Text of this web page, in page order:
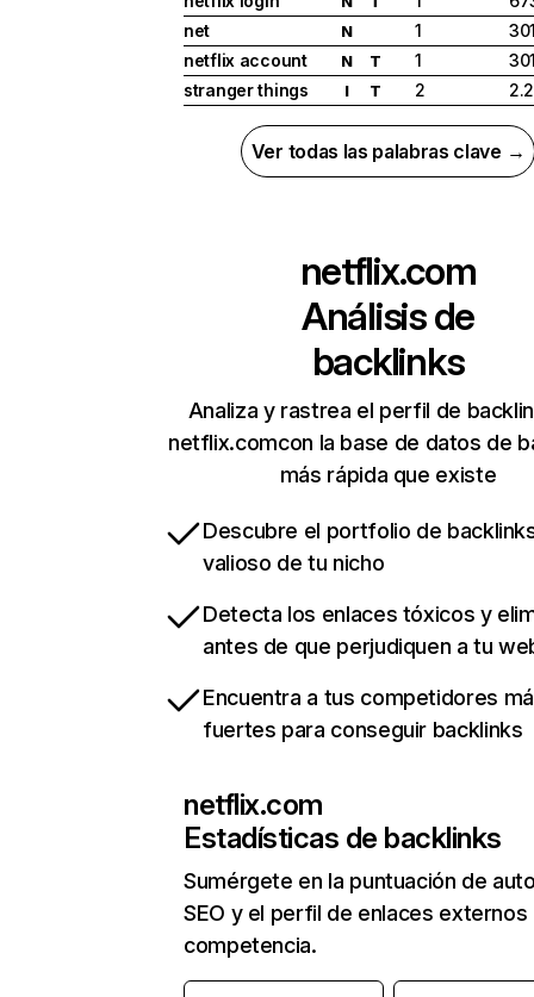
net
N 1
netflix account
N T 1
stranger things
I T 2
Ver todas las palabras clave →
netflix.com
Análisis de
backlinks
Analiza y rastrea el perfil de
netflix.comcon la base de datos de
más rápida que existe
Descubre el portfolio de
valioso de tu nicho
Detecta los enlaces tóxicos y
antes de que perjudiquen a tu
Encuentra a tus competidores
fuertes para conseguir backlinks
netflix.com
Estadísticas de backlinks
Sumérgete en la puntuación de
SEO y el perfil de enlaces externos
competencia.